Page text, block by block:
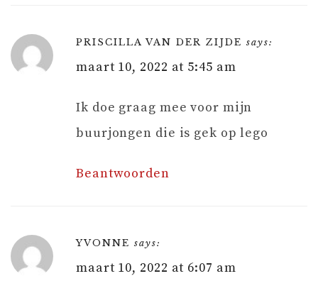
PRISCILLA VAN DER ZIJDE says:
maart 10, 2022 at 5:45 am
Ik doe graag mee voor mijn
buurjongen die is gek op lego
Beantwoorden
YVONNE says:
maart 10, 2022 at 6:07 am